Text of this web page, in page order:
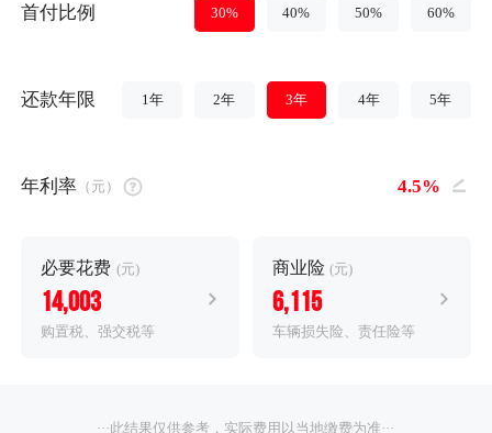
首付比例 30% 40% 50% 60%
还款年限 1年 2年 3年 4年 5年
年利率 （元）
必要花费 (元)
14,003
购置税、强交税等
商业险 (元)
6,115
车辆损失险、责任险等
···此结果仅供参考，实际费用以当地缴费为准···